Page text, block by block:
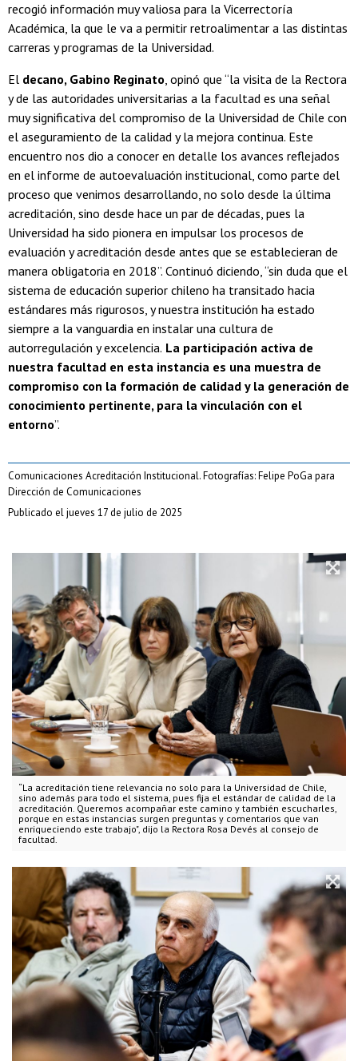
“La acreditación tiene relevancia no solo para la Universidad de Chile,
sino además para todo el sistema, pues fija el estándar de calidad de la
acreditación. Queremos acompañar este camino y también escucharles,
porque en estas instancias surgen preguntas y comentarios que van
enriqueciendo este trabajo", dijo la Rectora Rosa Devés al consejo de
facultad.
recogió información muy valiosa para la Vicerrectoría
Académica, la que le va a permitir retroalimentar a las distintas
carreras y programas de la Universidad.
El decano, Gabino Reginato, opinó que “la visita de la Rectora
y de las autoridades universitarias a la facultad es una señal
muy significativa del compromiso de la Universidad de Chile con
el aseguramiento de la calidad y la mejora continua. Este
encuentro nos dio a conocer en detalle los avances reflejados
en el informe de autoevaluación institucional, como parte del
proceso que venimos desarrollando, no solo desde la última
acreditación, sino desde hace un par de décadas, pues la
Universidad ha sido pionera en impulsar los procesos de
evaluación y acreditación desde antes que se establecieran de
manera obligatoria en 2018”. Continuó diciendo, “sin duda que el
sistema de educación superior chileno ha transitado hacia
estándares más rigurosos, y nuestra institución ha estado
siempre a la vanguardia en instalar una cultura de
autorregulación y excelencia. La participación activa de
nuestra facultad en esta instancia es una muestra de
compromiso con la formación de calidad y la generación de
conocimiento pertinente, para la vinculación con el
entorno”.
Comunicaciones Acreditación Institucional. Fotografías: Felipe PoGa para
Dirección de Comunicaciones
Publicado el jueves 17 de julio de 2025